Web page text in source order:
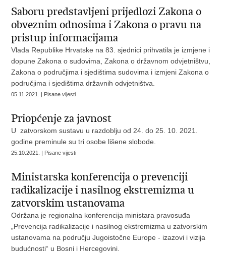
Saboru predstavljeni prijedlozi Zakona o
obveznim odnosima i Zakona o pravu na
pristup informacijama
Vlada Republike Hrvatske na 83. sjednici prihvatila je izmjene i
dopune Zakona o sudovima, Zakona o državnom odvjetništvu,
Zakona o područjima i sjedištima sudovima i izmjeni Zakona o
područjima i sjedištima državnih odvjetništva.
05.11.2021. | Pisane vijesti
Priopćenje za javnost
U zatvorskom sustavu u razdoblju od 24. do 25. 10. 2021.
godine preminule su tri osobe lišene slobode.
25.10.2021. | Pisane vijesti
Ministarska konferencija o prevenciji
radikalizacije i nasilnog ekstremizma u
zatvorskim ustanovama
Održana je regionalna konferencija ministara pravosuđa
„Prevencija radikalizacije i nasilnog ekstremizma u zatvorskim
ustanovama na području Jugoistočne Europe - izazovi i vizija
budućnosti“ u Bosni i Hercegovini.